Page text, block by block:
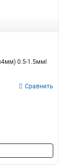
0.5-1.5ммІ
Сравнить